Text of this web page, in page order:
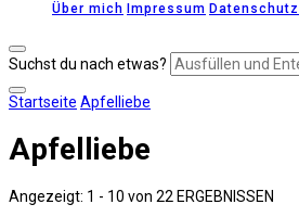
Über mich Impressum Datenschutz
Suchst du nach etwas?
Startseite Apfelliebe
Apfelliebe
Angezeigt: 1 - 10 von 22 ERGEBNISSEN